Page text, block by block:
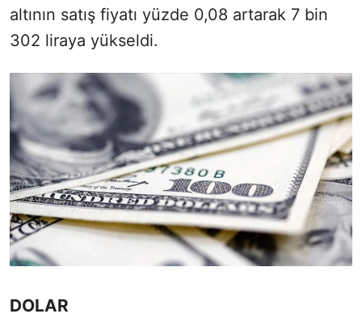
altının satış fiyatı yüzde 0,08 artarak 7 bin
302 liraya yükseldi.
DOLAR